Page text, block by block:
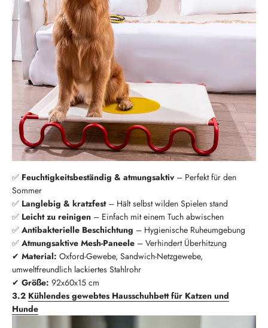
✅ Feuchtigkeitsbeständig & atmungsaktiv– Perfekt für den
Sommer
✅ Langlebig & kratzfest– Hält selbst wilden Spielen stand
✅ Leicht zu reinigen – Einfach mit einem Tuch abwischen
✅ Antibakterielle Beschichtung – Hygienische Ruheumgebung
✅ Atmungsaktive Mesh-Paneele – Verhindert Überhitzung
✔ Material: Oxford-Gewebe, Sandwich-Netzgewebe,
umweltfreundlich lackiertes Stahlrohr
✔ Größe: 92x60x15 cm
3.2 Kühlendes gewebtes Hausschuhbett für Katzen und
Hunde